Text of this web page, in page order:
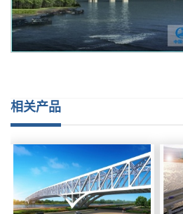
相关产品